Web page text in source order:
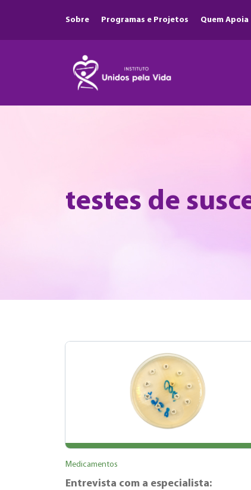
Sobre Programas e Projetos Quem Apoia
testes de
Medicamentos
Entrevista com a especialista: